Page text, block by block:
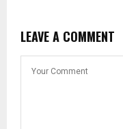
LEAVE A COMMENT